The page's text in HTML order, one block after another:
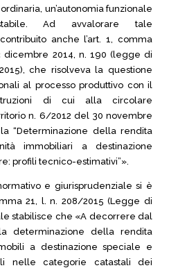
un’autonomia funzionale
Ad avvalorare tale
anche l’art. 1, comma
2014, n. 190 (legge di
che risolveva la questione
al processo produttivo con il
di cui alla circolare
n. 6/2012 del 30 novembre
“Determinazione della rendita
immobiliari a destinazione
profili tecnico-estimativi”».
e giurisprudenziale si è
21, l. n. 208/2015 (Legge di
stabilisce che «A decorrere dal
determinazione della rendita
a destinazione speciale e
nelle categorie catastali dei